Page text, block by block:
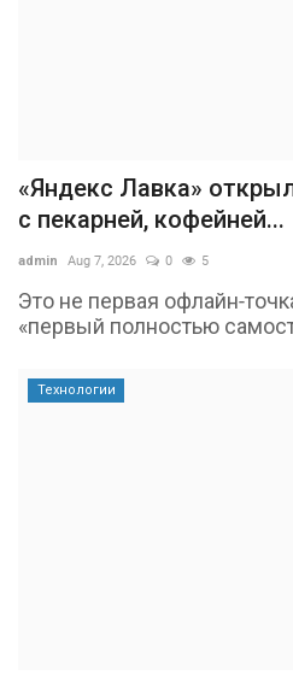
«Яндекс Лавка»
с пекарней, кофейней...
admin Aug 7, 2026 0 5
Это не первая офлайн-
«первый полностью
Технологии